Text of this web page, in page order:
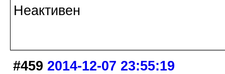
Неактивен
#459 2014-12-07 23:55:19